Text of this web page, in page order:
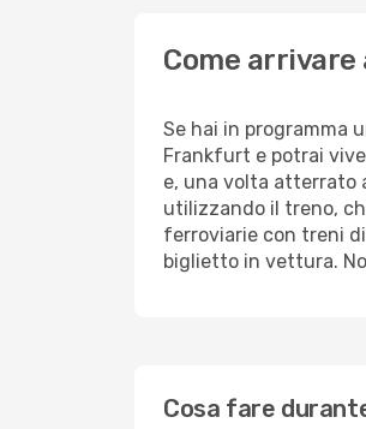
Come
Se hai in programma
Frankfurt e potrai
e, una volta atterrato
utilizzando il treno,
ferroviarie con treni
biglietto in vettura.
Cosa fare